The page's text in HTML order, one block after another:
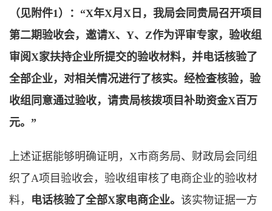
（见附件1）：“X年X月X日，我局会同贵局召开项目
第二期验收会，邀请X、Y、Z作为评审专家，验收组
审阅X家扶持企业所提交的验收材料，并电话核验了
全部企业，对相关情况进行了核实。经检查核验，验
收组同意通过验收， 请贵局核拨项目补助资金X百万
元。”
上述证据能够明确证明，X市商务局、财政局会同组
织了A项目验收会，验收组审核了电商企业的验收材
料， 电话核验了全部X家电商企业。 该实物证据一方